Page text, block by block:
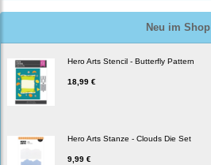
Neu im Shop
Hero Arts Stencil - Butterfly Pattern
18,99 €
Hero Arts Stanze - Clouds Die Set
9,99 €